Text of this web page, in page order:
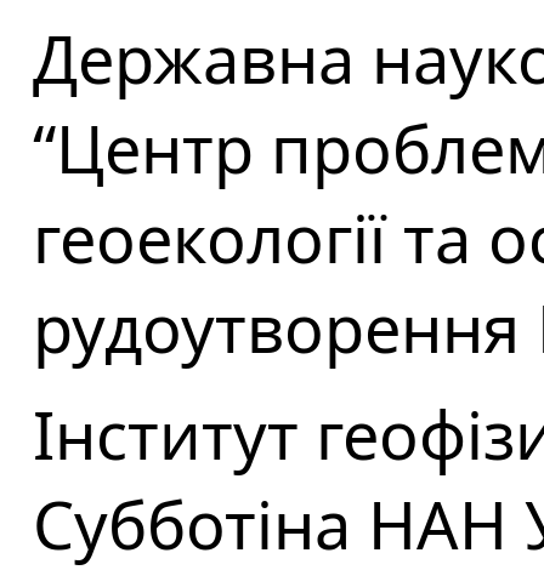
Державна
“Центр проблем
геоекології та
Інститут
Субботіна НАН